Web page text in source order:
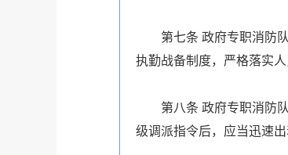
第七条 政府专职消防
执勤战备制度，严格落实
第八条 政府专职消防
级调派指令后，应当迅速